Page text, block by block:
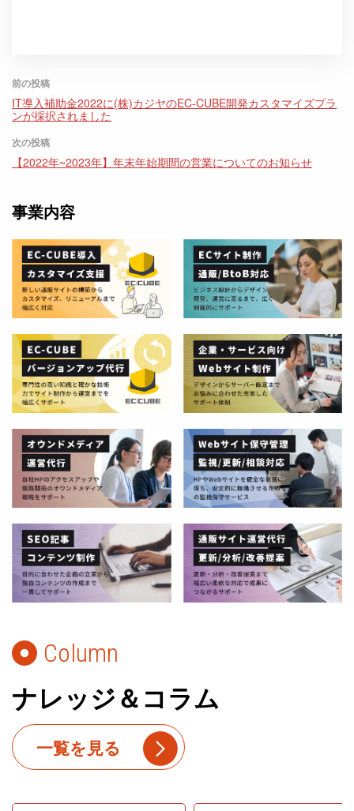
前の投稿
IT導入補助金2022に(株)カジヤのEC-CUBE開発カスタマイズプラ
ンが採択されました
次の投稿
【2022年~2023年】年末年始期間の営業についてのお知らせ
事業内容
Column
ナレッジ＆コラム
一覧を見る